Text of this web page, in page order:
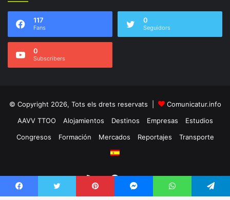
117
Fans
0
Seguidors
0
Subscribers
© Copyright 2026, Tots els drets reservats |
Comunicatur.info
AAVV TTOO
Alojamientos Destinos Empresas
Estudios
Congresos
Formación Mercados Reportajes Transporte
RSS Facebook
Twitter
Facebook Twitter Pinterest Messenger WhatsApp Telegram